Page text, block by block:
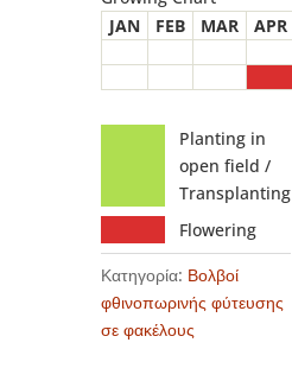
JAN
FEB MAR APR
Planting in
open field /
Transplanting
Flowering
Κατηγορία: Βολβοί
φθινοπωρινής φύτευσης
σε φακέλους